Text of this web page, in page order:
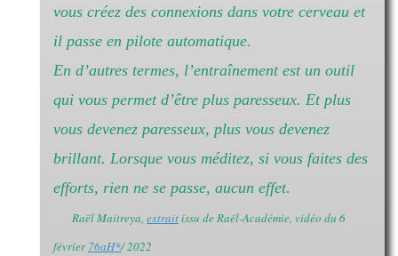
vous créez des connexions dans votre cerveau et
il passe en pilote automatique.
En d’autres termes, l’entraînement est un outil
qui vous permet d’être plus paresseux. Et plus
vous devenez paresseux, plus vous devenez
brillant. Lorsque vous méditez, si vous faites des
efforts, rien ne se passe, aucun effet.
Raël Maitreya, extraitissu de Raël-Académie, vidéo du 6
février76aH*/ 2022